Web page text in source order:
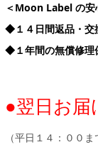
＜Moon Label の安
◆１４日間返品・交
◆１年間の無償修理
●翌日お届
（平日１４：００